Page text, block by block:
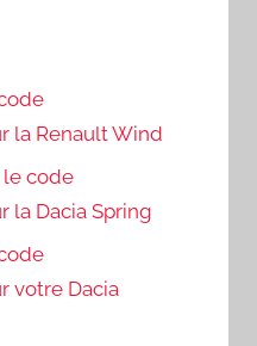
la Renault Wind
code
la Dacia Spring
votre Dacia